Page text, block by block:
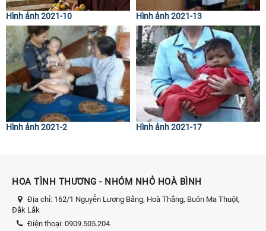
Hình ảnh 2021-10 Hình ảnh 2021-13
Hình ảnh 2021-2 Hình ảnh 2021-17
HOA TÌNH THƯƠNG - NHÓM NHỎ HOÀ BÌNH
Địa chỉ: 162/1 Nguyễn Lương Bằng, Hoà Thắng, Buôn Ma Thuột,
Đắk Lắk
Điện thoại: 0909.505.204